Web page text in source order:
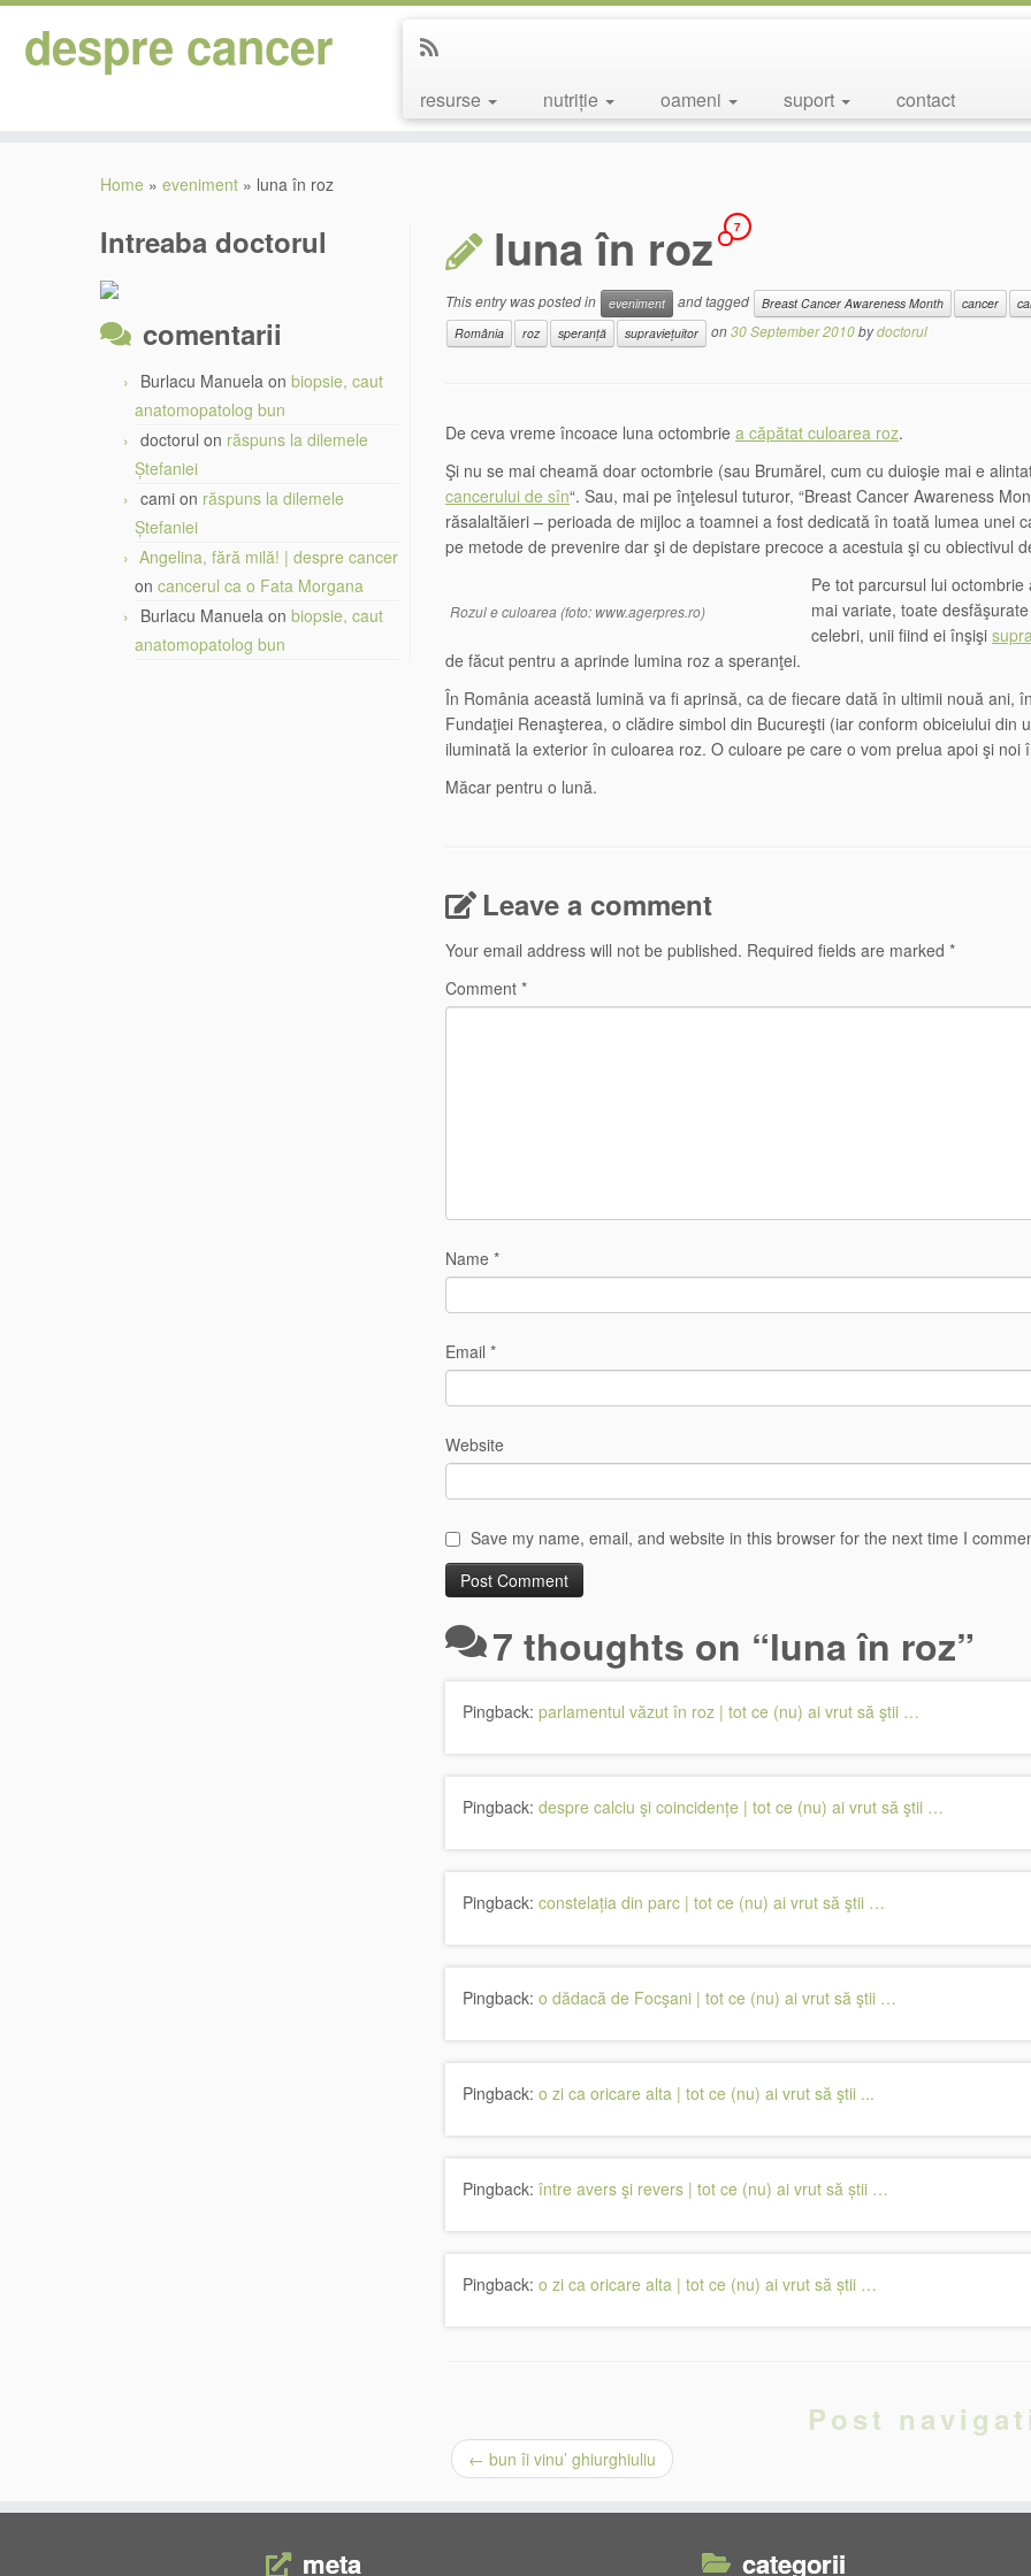
despre cancer
resurse nutriție oameni suport contact
Home » eveniment » luna în roz
Intreaba doctorul
comentarii
Burlacu Manuela on biopsie, caut
anatomopatolog bun
doctorul on răspuns la dilemele
Ștefaniei
cami on răspuns la dilemele
Ștefaniei
Angelina, fără milă! | despre cancer
on cancerul ca o Fata Morgana
Burlacu Manuela on biopsie, caut
anatomopatolog bun
luna în roz 7
This entry was posted in eveniment and tagged Breast Cancer Awareness Month cancer
România
roz speranță supraviețuitor on30 September 2010bydoctorul
De ceva vreme încoace luna octombrie a căpătat culoarea roz.
Şi nu se mai cheamă doar octombrie (sau Brumărel, cum cu duioşie mai e
cancerului de sîn“. Sau, mai pe înţelesul tuturor, “Breast Cancer Awareness
răsalaltăieri – perioada de mijloc a toamnei a fost dedicată în toată lumea unei
pe metode de prevenire dar şi de depistare precoce a acestuia şi cu obiectivul
Rozul e culoarea (foto: www.agerpres.ro)
Pe tot parcursul lui
mai variate, toate
celebri, unii fiind ei înşişi
de făcut pentru a aprinde lumina roz a speranţei.
În România această lumină va fi aprinsă, ca de fiecare dată în ultimii nouă ani,
Fundaţiei Renaşterea, o clădire simbol din Bucureşti (iar conform obiceiului din
iluminată la exterior în culoarea roz. O culoare pe care o vom prelua apoi şi noi
Măcar pentru o lună.
Leave a comment
Your email address will not be published. Required fields are marked *
Comment *
Name *
Email *
Website
Save my name, email, and website in this browser for the next time I
7 thoughts on “luna în roz”
Pingback: parlamentul văzut în roz | tot ce (nu) ai vrut să ştii …
Pingback: despre calciu şi coincidențe | tot ce (nu) ai vrut să ştii …
Pingback: constelația din parc | tot ce (nu) ai vrut să ştii …
Pingback: o dădacă de Focşani | tot ce (nu) ai vrut să ştii …
Pingback: o zi ca oricare alta | tot ce (nu) ai vrut să ştii ...
Pingback: între avers şi revers | tot ce (nu) ai vrut să știi …
Pingback: o zi ca oricare alta | tot ce (nu) ai vrut să știi …
Post
← bun îi vinu’ ghiurghiuliu
meta categorii